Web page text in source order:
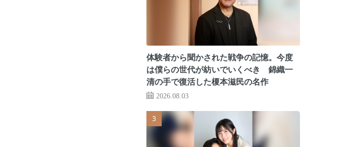
体験者から聞かされた戦争の記憶。今度
は僕らの世代が紡いでいくべき 錦織一
清の手で復活した榎本滋民の名作
2026.08.03